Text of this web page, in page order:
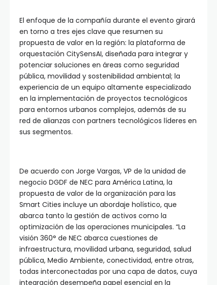
El enfoque de la compañía durante el evento girará
en torno a tres ejes clave que resumen su
propuesta de valor en la región: la plataforma de
orquestación CitySensAI, diseñada para integrar y
potenciar soluciones en áreas como seguridad
pública, movilidad y sostenibilidad ambiental; la
experiencia de un equipo altamente especializado
en la implementación de proyectos tecnológicos
para entornos urbanos complejos, además de su
red de alianzas con partners tecnológicos líderes en
sus segmentos.
De acuerdo con Jorge Vargas, VP de la unidad de
negocio DGDF de NEC para América Latina, la
propuesta de valor de la organización para las
Smart Cities incluye un abordaje holístico, que
abarca tanto la gestión de activos como la
optimización de las operaciones municipales. “La
visión 360° de NEC abarca cuestiones de
infraestructura, movilidad urbana, seguridad, salud
pública, Medio Ambiente, conectividad, entre otras,
todas interconectadas por una capa de datos, cuya
integración desempeña papel esencial en la